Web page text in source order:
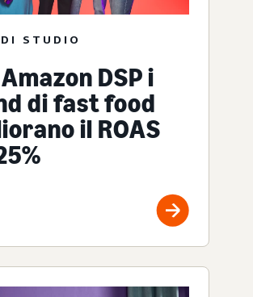
STUDIO
DSP i
di fast food
il ROAS